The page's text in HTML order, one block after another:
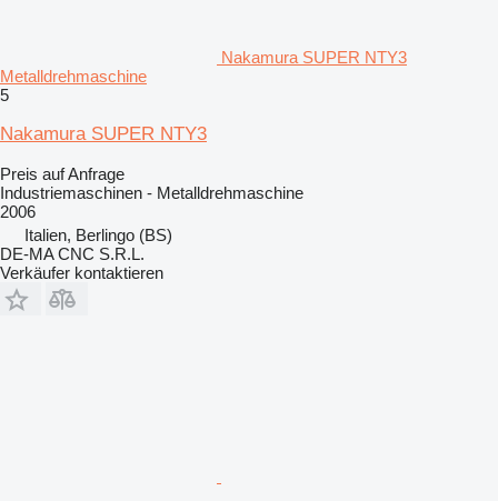
Nakamura SUPER NTY3
Metalldrehmaschine
5
Nakamura SUPER NTY3
Preis auf Anfrage
Industriemaschinen - Metalldrehmaschine
2006
Italien, Berlingo (BS)
DE-MA CNC S.R.L.
Verkäufer kontaktieren